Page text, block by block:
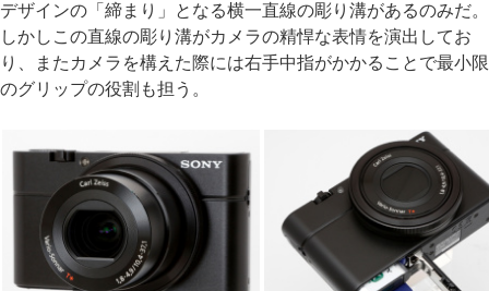
デザインの「締まり」となる横一直線の彫り溝があるのみだ。
しかしこの直線の彫り溝がカメラの精悍な表情を演出してお
り、またカメラを構えた際には右手中指がかかることで最小限
のグリップの役割も担う。